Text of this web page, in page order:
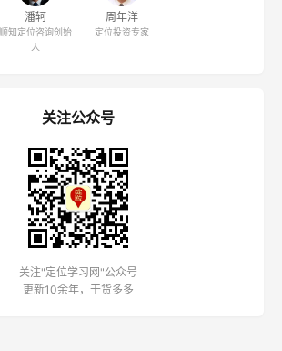
潘轲
顺知定位咨询创始
人
周年洋
定位投资专家
关注公众号
关注"定位学习网"公众号
更新10余年，干货多多